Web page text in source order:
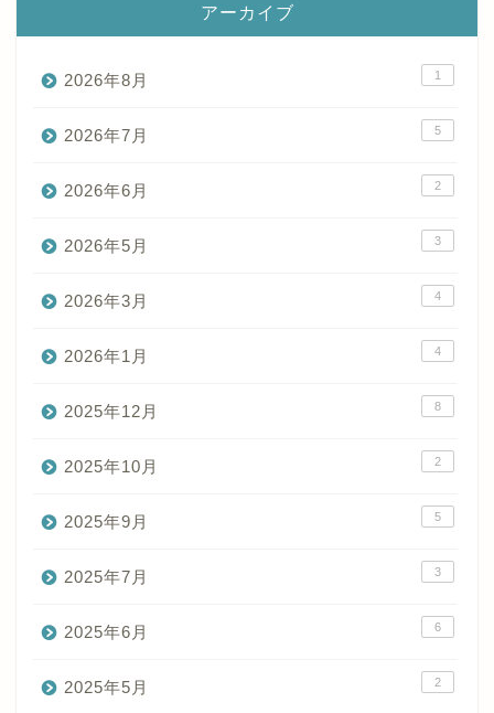
アーカイブ
2026年8月 1
2026年7月 5
2026年6月 2
2026年5月 3
2026年3月 4
2026年1月 4
2025年12月 8
2025年10月 2
2025年9月 5
2025年7月 3
2025年6月 6
2025年5月 2